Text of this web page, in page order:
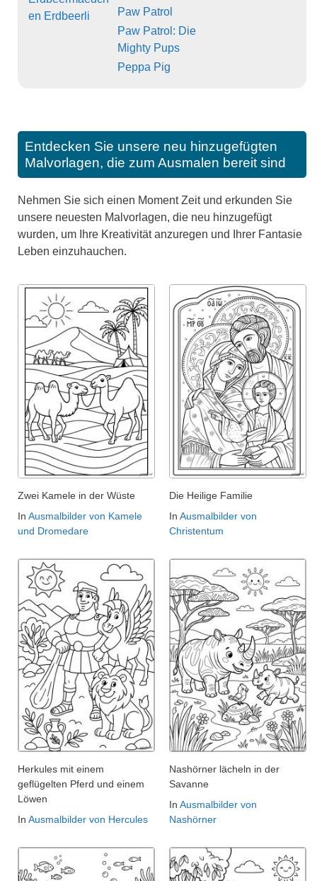
en Erdbeerli
Paw Patrol
Paw Patrol: Die
Mighty Pups
Peppa Pig
Entdecken Sie unsere neu hinzugefügten
Malvorlagen, die zum Ausmalen bereit sind
Nehmen Sie sich einen Moment Zeit und erkunden Sie
unsere neuesten Malvorlagen, die neu hinzugefügt
wurden, um Ihre Kreativität anzuregen und Ihrer Fantasie
Leben einzuhauchen.
Zwei Kamele in der Wüste
In Ausmalbilder von Kamele
und Dromedare
Die Heilige Familie
In Ausmalbilder von
Christentum
Herkules mit einem
geflügelten Pferd und einem
Löwen
In Ausmalbilder von Hercules
Nashörner lächeln in der
Savanne
In Ausmalbilder von
Nashörner